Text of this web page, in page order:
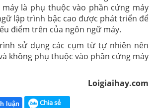
là phụ thuộc vào phần cứng máy
lập trình bậc cao được phát triển để
điểm trên của ngôn ngữ máy.
sử dụng các cụm từ tự nhiên nên
không phụ thuộc vào phần cứng máy
Loigiaihay.com
luận Chia sẻ